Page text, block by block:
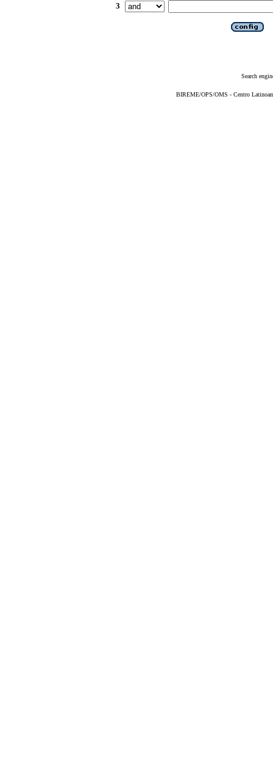
3
Search
BIREME/OPS/OMS - Centro